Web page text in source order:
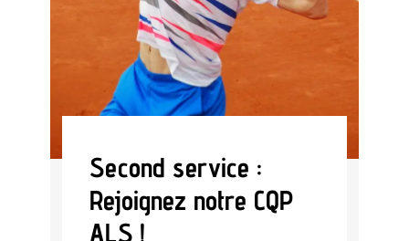
Second service :
Rejoignez notre CQP
ALS !